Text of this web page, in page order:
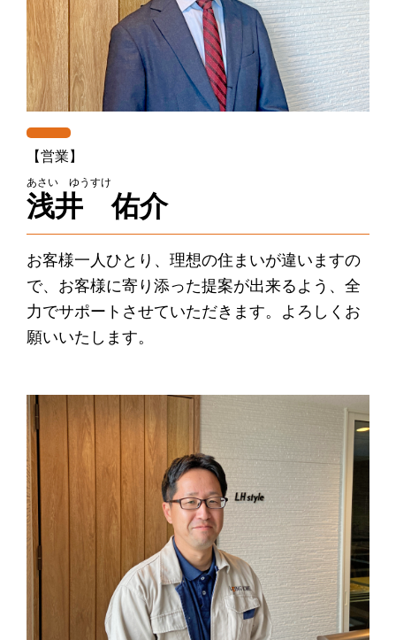
【営業】
あさい ゆうすけ
浅井 佑介
お客様一人ひとり、理想の住まいが違いますの
で、お客様に寄り添った提案が出来るよう、全
力でサポートさせていただきます。よろしくお
願いいたします。